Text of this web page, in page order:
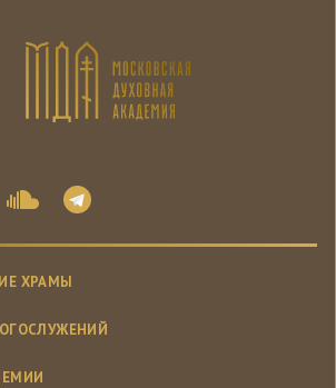
ХРАМЫ